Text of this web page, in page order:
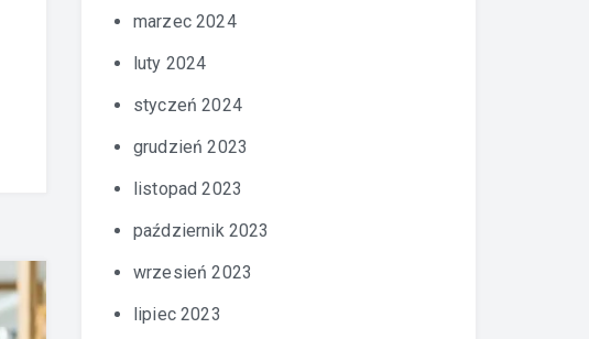
marzec 2024
luty 2024
styczeń 2024
grudzień 2023
listopad 2023
październik 2023
wrzesień 2023
lipiec 2023